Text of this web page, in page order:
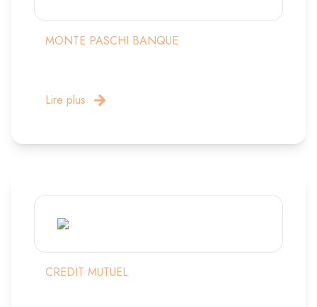
MONTE PASCHI BANQUE
Lire plus
CREDIT MUTUEL